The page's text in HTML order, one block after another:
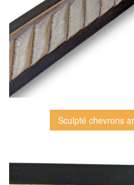
Sculpté chevrons